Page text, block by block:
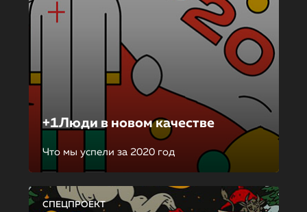
+1Люди в новом качестве
Что мы успели за 2020 год
СПЕЦПРОЕКТ